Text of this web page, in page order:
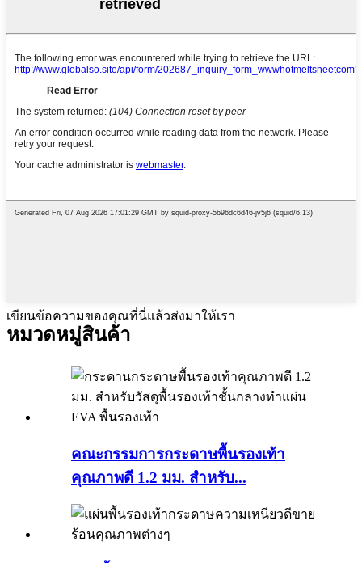
เขียนข้อความของคุณที่นี่แล้วส่งมาให้เรา
หมวดหมู่สินค้า
คณะกรรมการกระดาษพื้นรองเท้า
คุณภาพดี 1.2 มม. สำหรับ...